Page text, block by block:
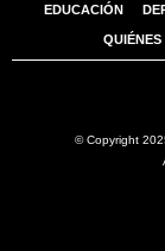
EDUCACIÓN
QUIÉNES
© Copyright